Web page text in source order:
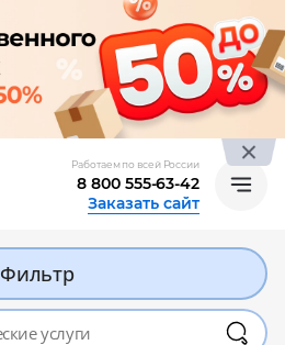
Работаем по всей России
8 800 555-63-42
Заказать сайт
Фильтр